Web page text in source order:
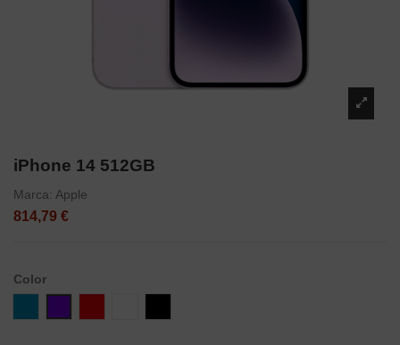
iPhone 14 512GB
Marca: Apple
814,79 €
Color